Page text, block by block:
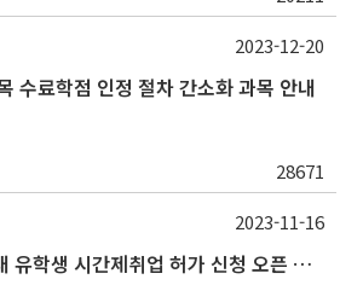
수료학점 인정 절차 간소화 과목 안내
28671
2023-12-20
학생정보시스템 내 유학생 시간제취업 허가 신청 오픈 안내
2023-11-16